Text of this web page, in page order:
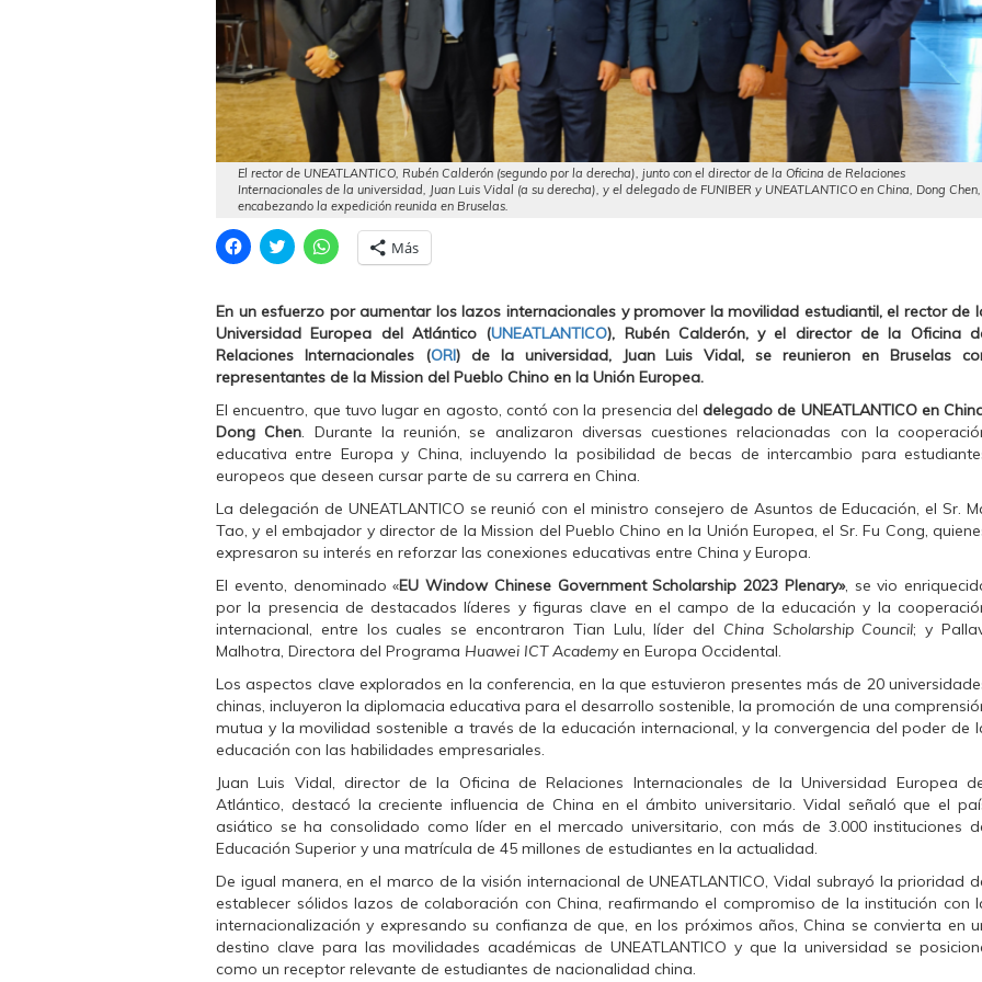
El rector de UNEATLANTICO, Rubén Calderón (segundo por la derecha), junto con el director de la Oficina de Relaciones
Internacionales de la universidad, Juan Luis Vidal (a su derecha), y el delegado de FUNIBER y UNEATLANTICO en China, Dong Chen,
encabezando la expedición reunida en Bruselas.
H
a
i
c
p
a
r
a
o
m
p
a
r
t
i
r
n
F
c
e
b
o
k
S
e
a
b
e
n
u
n
a
v
e
t
a
n
a
n
u
e
H
a
i
c
p
a
r
a
o
m
p
r
t
r
e
n
T
t
e
r
(
e
a
b
r
e
u
n
a
v
e
n
a
n
n
u
e
v
H
a
i
c
p
a
r
a
o
m
p
r
t
i
r
e
n
W
a
s
A
p
S
e
a
b
e
n
u
n
a
v
e
t
a
n
a
n
u
e
Más
En un esfuerzo por aumentar los lazos internacionales y promover la movilidad estudiantil, el rector de
Universidad Europea del Atlántico (UNEATLANTICO), Rubén Calderón, y el director de la Oficina
Relaciones Internacionales (ORI) de la universidad, Juan Luis Vidal, se reunieron en Bruselas
representantes de la Mission del Pueblo Chino en la Unión Europea.
El encuentro, que tuvo lugar en agosto, contó con la presencia del delegado de UNEATLANTICO en
Dong Chen. Durante la reunión, se analizaron diversas cuestiones relacionadas con la
educativa entre Europa y China, incluyendo la posibilidad de becas de intercambio para
europeos que deseen cursar parte de su carrera en China.
La delegación de UNEATLANTICO se reunió con el ministro consejero de Asuntos de Educación, el Sr.
Tao, y el embajador y director de la Mission del Pueblo Chino en la Unión Europea, el Sr. Fu Cong,
expresaron su interés en reforzar las conexiones educativas entre China y Europa.
El evento, denominado «EU Window Chinese Government Scholarship 2023 Plenary», se vio
por la presencia de destacados líderes y figuras clave en el campo de la educación y la
internacional, entre los cuales se encontraron Tian Lulu, líder del China Scholarship Council; y
Malhotra, Directora del Programa Huawei ICT Academyen Europa Occidental.
Los aspectos clave explorados en la conferencia, en la que estuvieron presentes más de 20
chinas, incluyeron la diplomacia educativa para el desarrollo sostenible, la promoción de una
mutua y la movilidad sostenible a través de la educación internacional, y la convergencia del poder de
educación con las habilidades empresariales.
Juan Luis Vidal, director de la Oficina de Relaciones Internacionales de la Universidad Europea
Atlántico, destacó la creciente influencia de China en el ámbito universitario. Vidal señaló que el
asiático se ha consolidado como líder en el mercado universitario, con más de 3.000 instituciones
Educación Superior y una matrícula de 45 millones de estudiantes en la actualidad.
De igual manera, en el marco de la visión internacional de UNEATLANTICO, Vidal subrayó la prioridad
establecer sólidos lazos de colaboración con China, reafirmando el compromiso de la institución con
internacionalización y expresando su confianza de que, en los próximos años, China se convierta en
destino clave para las movilidades académicas de UNEATLANTICO y que la universidad se
como un receptor relevante de estudiantes de nacionalidad china.